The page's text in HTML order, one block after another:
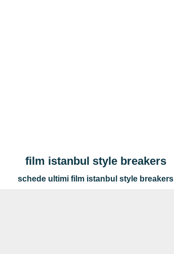
film istanbul style breakers
schede ultimi film istanbul style breakers